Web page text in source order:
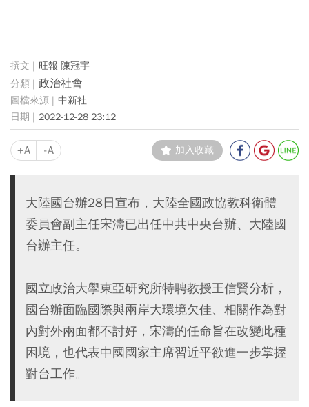
旺報 陳冠宇
政治社會
中新社
2022-12-28 23:12
+A -A 加入收藏
大陸國台辦28日宣布，大陸全國政協教科衛體
委員會副主任宋濤已出任中共中央台辦、大陸國
台辦主任。
國立政治大學東亞研究所特聘教授王信賢分析，
國台辦面臨國際與兩岸大環境欠佳、相關作為對
內對外兩面都不討好，宋濤的任命旨在改變此種
困境，也代表中國國家主席習近平欲進一步掌握
對台工作。